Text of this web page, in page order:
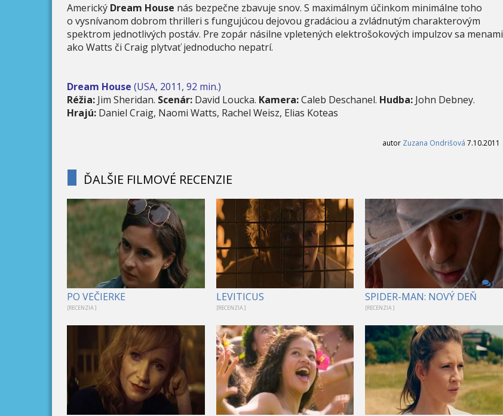
Americký Dream House nás bezpečne zbavuje snov. S maximálnym účinkom minimálne toho
o vysnívanom dobrom thrilleri s fungujúcou dejovou gradáciou a zvládnutým charakterovým
spektrom jednotlivých postáv. Pre zopár násilne vpletených elektrošokových impulzov sa menami
ako Watts či Craig plytvať jednoducho nepatrí.
Dream House (USA, 2011, 92 min.)
Réžia: Jim Sheridan. Scenár: David Loucka. Kamera:Caleb Deschanel. Hudba: John Debney.
Hrajú: Daniel Craig, Naomi Watts, Rachel Weisz, Elias Koteas
autor Zuzana Ondrišová 7.10.2011
ĎALŠIE FILMOVÉ RECENZIE
PO VEČIERKE
[RECENZIA ]
LEVITICUS
[RECENZIA ]
1
SPIDER-MAN: NOVÝ DEŇ
[RECENZIA ]